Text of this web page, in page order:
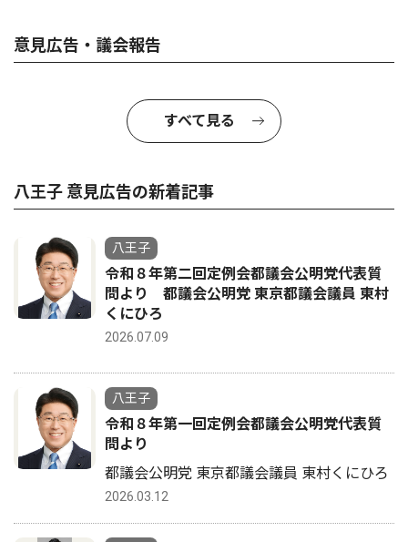
意見広告・議会報告
すべて見る
八王子 意見広告の新着記事
八王子
令和８年第二回定例会都議会公明党代表質
問より 都議会公明党 東京都議会議員 東村
くにひろ
2026.07.09
八王子
令和８年第一回定例会都議会公明党代表質
問より
都議会公明党 東京都議会議員 東村くにひろ
2026.03.12